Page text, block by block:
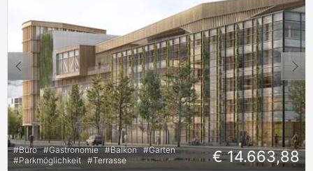
#Büro #Gastronomie #Balkon #Garten
#Parkmöglichkeit #Terrasse € 14.663,88